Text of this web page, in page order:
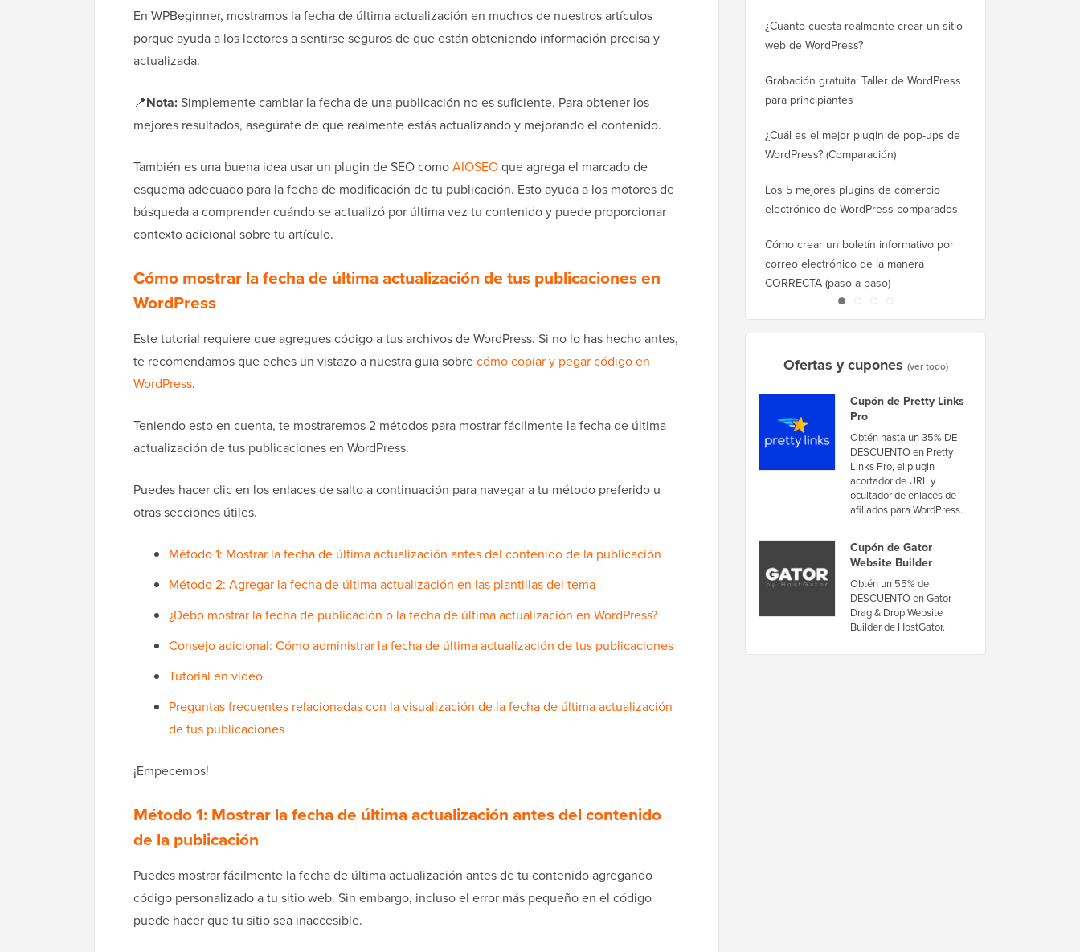
En WPBeginner, mostramos la fecha de última actualización en muchos de nuestros artículos
porque ayuda a los lectores a sentirse seguros de que están obteniendo información precisa y
actualizada.
📍Nota:Simplemente cambiar la fecha de una publicación no es suficiente. Para obtener los
mejores resultados, asegúrate de que realmente estás actualizando y mejorando el contenido.
También es una buena idea usar un plugin de SEO comoAIOSEOque agrega el marcado de
esquema adecuado para la fecha de modificación de tu publicación. Esto ayuda a los motores de
búsqueda a comprender cuándo se actualizó por última vez tu contenido y puede proporcionar
contexto adicional sobre tu artículo.
Cómo mostrar la fecha de última actualización de tus publicaciones en
WordPress
Este tutorial requiere que agregues código a tus archivos de WordPress. Si no lo has hecho antes,
te recomendamos que eches un vistazo a nuestra guía sobrecómo copiar y pegar código en
WordPress.
Teniendo esto en cuenta, te mostraremos 2 métodos para mostrar fácilmente la fecha de última
actualización de tus publicaciones en WordPress.
Puedes hacer clic en los enlaces de salto a continuación para navegar a tu método preferido u
otras secciones útiles.
Método 1: Mostrar la fecha de última actualización antes del contenido de la publicación
Método 2: Agregar la fecha de última actualización en las plantillas del tema
¿Debo mostrar la fecha de publicación o la fecha de última actualización en WordPress?
Consejo adicional: Cómo administrar la fecha de última actualización de tus publicaciones
Tutorial en video
Preguntas frecuentes relacionadas con la visualización de la fecha de última actualización
de tus publicaciones
¡Empecemos!
Método 1: Mostrar la fecha de última actualización antes del contenido
de la publicación
Puedes mostrar fácilmente la fecha de última actualización antes de tu contenido agregando
código personalizado a tu sitio web. Sin embargo, incluso el error más pequeño en el código
puede hacer que tu sitio sea inaccesible.
¿Cuánto cuesta realmente crear un sitio
web de WordPress?
Grabación gratuita: Taller de WordPress
para principiantes
¿Cuál es el mejor plugin de pop-ups de
WordPress? (Comparación)
Los 5 mejores plugins de comercio
electrónico de WordPress comparados
Cómo crear un boletín informativo por
correo electrónico de la manera
CORRECTA (paso a paso)
Ofertas y cupones (ver todo)
Cupón de Pretty Links
Pro
Obtén hasta un 35% DE
DESCUENTO en Pretty
Links Pro, el plugin
acortador de URL y
ocultador de enlaces de
afiliados para WordPress.
Cupón de Gator
Website Builder
Obtén un 55% de
DESCUENTO en Gator
Drag & Drop Website
Builder de HostGator.